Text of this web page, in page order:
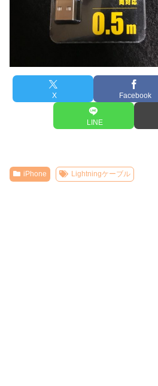
X Facebook
LINE
iPhone Lightningケーブル